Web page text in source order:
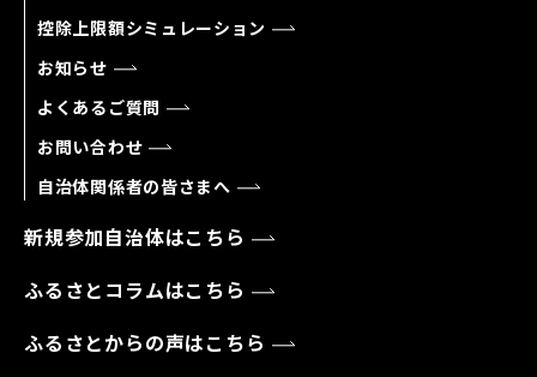
控除上限額シミュレーション
お知らせ
よくあるご質問
お問い合わせ
自治体関係者の皆さまへ
新規参加自治体はこちら
ふるさとコラムはこちら
ふるさとからの声はこちら